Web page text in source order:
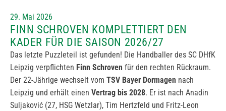
29. Mai 2026
FINN SCHROVEN KOMPLETTIERT DEN
KADER FÜR DIE SAISON 2026/27
Das letzte Puzzleteil ist gefunden! Die Handballer des SC DHfK
Leipzig verpflichten Finn Schroven für den rechten Rückraum.
Der 22-Jährige wechselt vom TSV Bayer Dormagen nach
Leipzig und erhält einen Vertrag bis 2028. Er ist nach Anadin
Suljaković (27, HSG Wetzlar), Tim Hertzfeld und Fritz-Leon